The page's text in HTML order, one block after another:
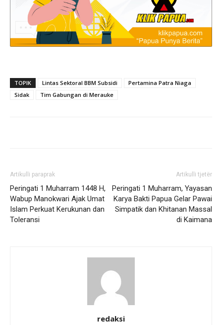
TOPIK Lintas Sektoral BBM Subsidi
Pertamina Patra Niaga
Sidak
Tim Gabungan di Merauke
Artikulli paraprak
Peringati 1 Muharram 1448 H,
Wabup Manokwari Ajak Umat
Islam Perkuat Kerukunan dan
Toleransi
Artikulli tjetër
Peringati 1 Muharram, Yayasan
Karya Bakti Papua Gelar Pawai
Simpatik dan Khitanan Massal
di Kaimana
redaksi